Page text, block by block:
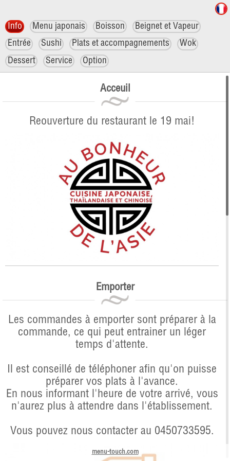
Info Menu japonais Boisson
Beignet et Vapeur
Entrée
Sushi Plats et accompagnements
Wok
Dessert
Service Option
Acceuil
Reouverture du restaurant le 19 mai!
Emporter
Les commandes à emporter sont préparer à la
commande, ce qui peut entrainer un léger
temps d'attente.
Il est conseillé de téléphoner afin qu'on puisse
préparer vos plats à l'avance.
En nous informant l'heure de votre arrivé, vous
n'aurez plus à attendre dans l'établissement.
Vous pouvez nous contacter au 0450733595.
menu-touch.com